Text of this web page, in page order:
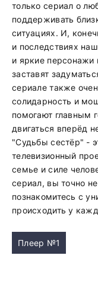
только сериал о
поддерживать
ситуациях. И,
и последствиях
и яркие персонажи
заставят
сериале также
солидарность и
помогают главным
двигаться вперёд
"Судьбы сестёр" -
телевизионный
семье и силе
сериал, вы точно
познакомитесь с
происходить у
Плеер №1